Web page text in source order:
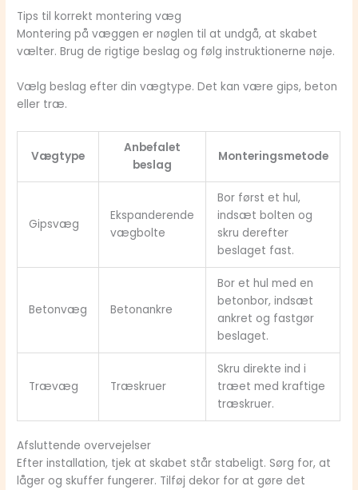
Tips til korrekt montering væg
Montering på væggen er nøglen til at undgå, at skabet
vælter. Brug de rigtige beslag og følg instruktionerne nøje.
Vælg beslag efter din vægtype. Det kan være gips, beton
eller træ.
Vægtype
Anbefalet
beslag
Monteringsmetode
Gipsvæg
Ekspanderende
vægbolte
Bor først et hul,
indsæt bolten og
skru derefter
beslaget fast.
Betonvæg Betonankre
Bor et hul med en
betonbor, indsæt
ankret og fastgør
beslaget.
Trævæg Træskruer
Skru direkte ind i
træet med kraftige
træskruer.
Afsluttende overvejelser
Efter installation, tjek at skabet står stabeligt. Sørg for, at
låger og skuffer fungerer. Tilføj dekor for at gøre det